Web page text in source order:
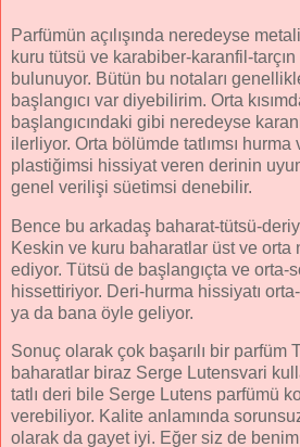
Parfümün açılışında neredeyse
kuru tütsü ve karabiber-karanfil-
bulunuyor. Bütün bu notaları
başlangıcı var diyebilirim. Orta
başlangıcındaki gibi neredeyse
ilerliyor. Orta bölümde tatlımsı hurma
plastiğimsi hissiyat veren derinin
genel verilişi süetimsi denebilir.
Bence bu arkadaş baharat-tütsü-
Keskin ve kuru baharatlar üst ve orta
ediyor. Tütsü de başlangıçta ve orta-
hissettiriyor. Deri-hurma hissiyatı
ya da bana öyle geliyor.
Sonuç olarak çok başarılı bir parfüm
baharatlar biraz Serge Lutensvari
tatlı deri bile Serge Lutens parfümü
verebiliyor. Kalite anlamında
olarak da gayet iyi. Eğer siz de